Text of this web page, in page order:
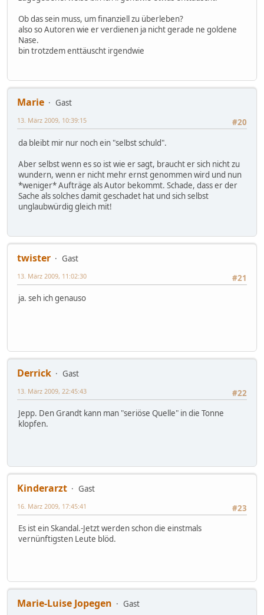
Ob das sein muss, um finanziell zu überleben?
also so Autoren wie er verdienen ja nicht gerade ne goldene
Nase.
bin trotzdem enttäuscht irgendwie
Marie
Gast
#20
13. März 2009, 10:39:15
da bleibt mir nur noch ein "selbst schuld".
Aber selbst wenn es so ist wie er sagt, braucht er sich nicht zu
wundern, wenn er nicht mehr ernst genommen wird und nun
*weniger* Aufträge als Autor bekommt. Schade, dass er der
Sache als solches damit geschadet hat und sich selbst
unglaubwürdig gleich mit!
twister
Gast
#21
13. März 2009, 11:02:30
ja. seh ich genauso
Derrick
Gast
#22
13. März 2009, 22:45:43
Jepp. Den Grandt kann man "seriöse Quelle" in die Tonne
klopfen.
Kinderarzt
Gast
#23
16. März 2009, 17:45:41
Es ist ein Skandal.-Jetzt werden schon die einstmals
vernünftigsten Leute blöd.
Marie-Luise Jopegen
Gast